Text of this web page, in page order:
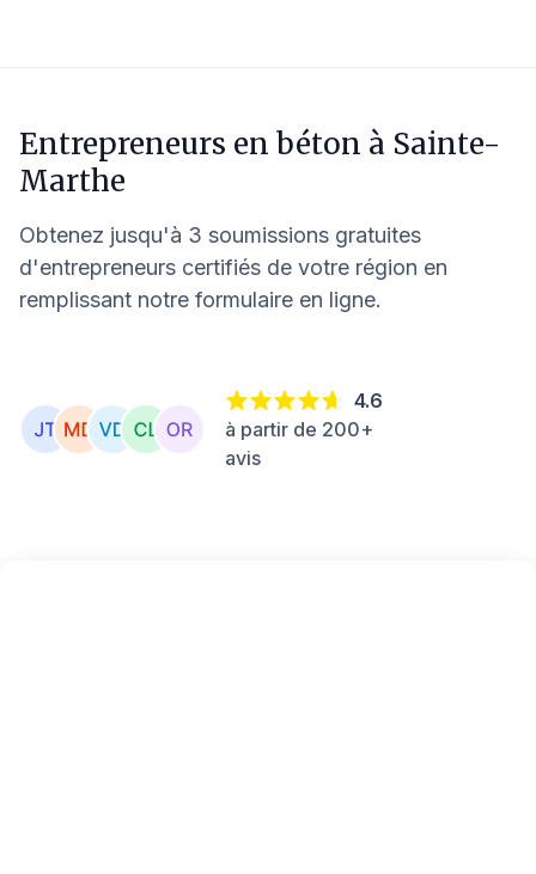
Entrepreneurs en béton à Sainte-
Marthe
Obtenez jusqu'à 3 soumissions gratuites
d'entrepreneurs certifiés de votre région en
remplissant notre formulaire en ligne.
4.6
à partir de 200+
avis